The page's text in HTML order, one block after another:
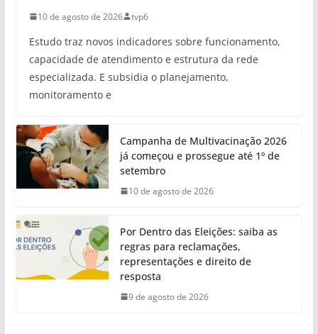
10 de agosto de 2026 tvp6
Estudo traz novos indicadores sobre funcionamento,
capacidade de atendimento e estrutura da rede
especializada. E subsidia o planejamento,
monitoramento e
Campanha de Multivacinação 2026
já começou e prossegue até 1º de
setembro
10 de agosto de 2026
Por Dentro das Eleições: saiba as
regras para reclamações,
representações e direito de
resposta
9 de agosto de 2026